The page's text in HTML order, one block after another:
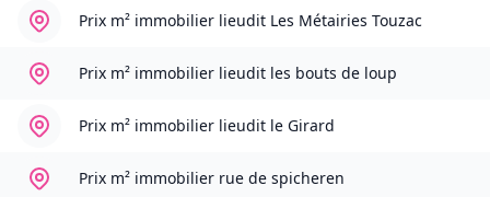
Prix m² immobilier lieudit Les Métairies Touzac
Prix m² immobilier lieudit les bouts de loup
Prix m² immobilier lieudit le Girard
Prix m² immobilier rue de spicheren